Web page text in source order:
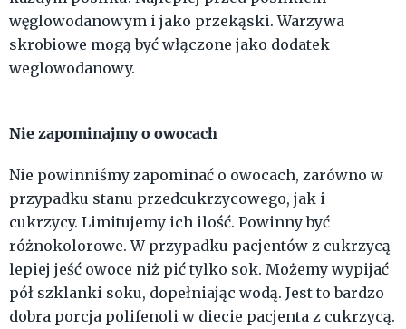
węglowodanowym i jako przekąski. Warzywa
skrobiowe mogą być włączone jako dodatek
weglowodanowy.
Nie zapominajmy o owocach
Nie powinniśmy zapominać o owocach, zarówno w
przypadku stanu przedcukrzycowego, jak i
cukrzycy. Limitujemy ich ilość. Powinny być
różnokolorowe. W przypadku pacjentów z cukrzycą
lepiej jeść owoce niż pić tylko sok. Możemy wypijać
pół szklanki soku, dopełniając wodą. Jest to bardzo
dobra porcja polifenoli w diecie pacjenta z cukrzycą.